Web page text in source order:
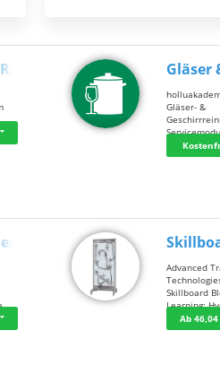
…
Gläser
Gläser- &
Advanced
Skillboard
Learning:
Ab 46,04